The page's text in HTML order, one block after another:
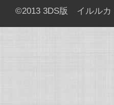
©2013 3DS版 イルルカ